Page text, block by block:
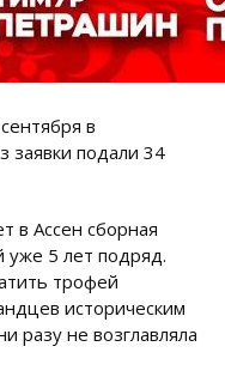
в
заявки подали 34
в Ассен сборная
5 лет подряд.
трофей
историческим
разу не возглавляла